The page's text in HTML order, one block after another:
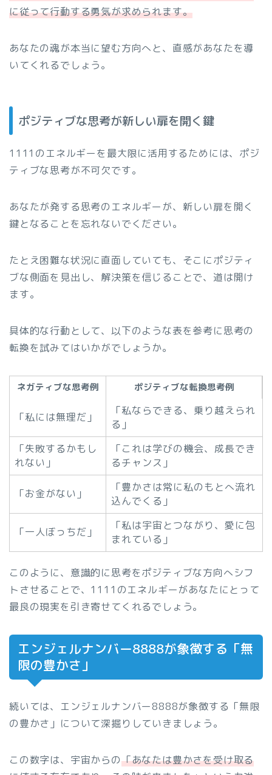
に従って行動する勇気が求められます。
あなたの魂が本当に望む方向へと、直感があなたを導
いてくれるでしょう。
ポジティブな思考が新しい扉を開く鍵
1111のエネルギーを最大限に活用するためには、ポジ
ティブな思考が不可欠です。
あなたが発する思考のエネルギーが、新しい扉を開く
鍵となることを忘れないでください。
たとえ困難な状況に直面していても、そこにポジティ
ブな側面を見出し、解決策を信じることで、道は開け
ます。
具体的な行動として、以下のような表を参考に思考の
転換を試みてはいかがでしょうか。
ネガティブな思考例 ポジティブな転換思考例
「私には無理だ」
「私ならできる、乗り越えられ
る」
「失敗するかもし
れない」
「これは学びの機会、成長でき
るチャンス」
「お金がない」
「豊かさは常に私のもとへ流れ
込んでくる」
「一人ぼっちだ」
「私は宇宙とつながり、愛に包
まれている」
このように、意識的に思考をポジティブな方向へシフ
トさせることで、1111のエネルギーがあなたにとって
最良の現実を引き寄せてくれるでしょう。
エンジェルナンバー8888が象徴する「無
限の豊かさ」
続いては、エンジェルナンバー8888が象徴する「無限
の豊かさ」について深掘りしていきましょう。
この数字は、宇宙からの「あなたは豊かさを受け取る